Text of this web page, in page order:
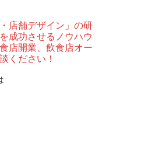
串揚げ店。
Norme（クゥ
】女子会にお
店舗デザイン」の研
成功させるノウハウ
店開業、飲食店オー
ください！